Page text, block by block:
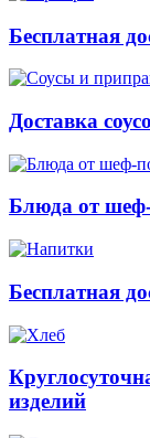
Бесплатная
Доставка
Блюда от
Бесплатная
изделий